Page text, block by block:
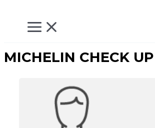
MICHELIN CHECK UP